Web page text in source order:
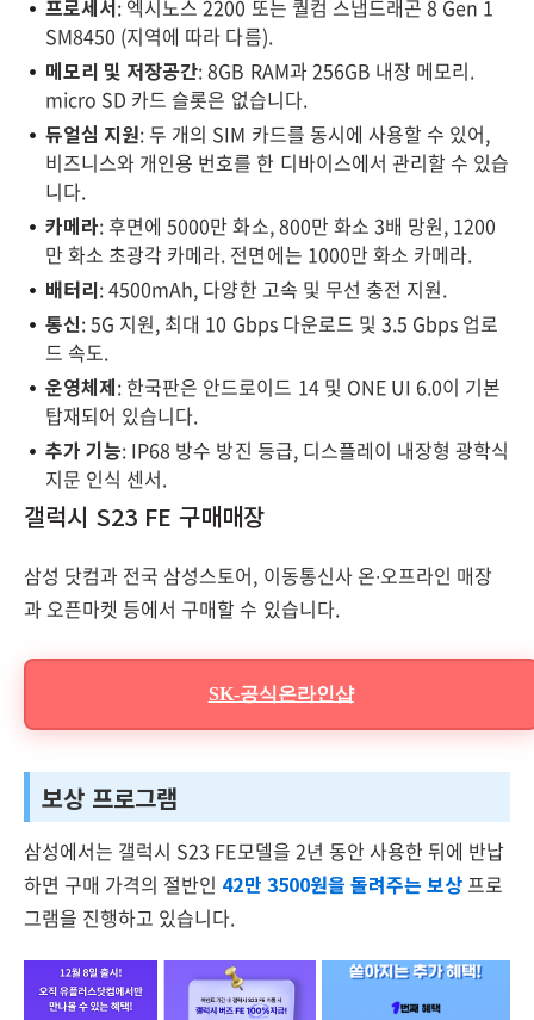
프로세서 : 엑시노스 2200 또는 퀄컴 스냅드래곤 8 Gen 1
SM8450 (지역에 따라 다름).
메모리 및 저장공간: 8GB RAM과 256GB 내장 메모리.
micro SD 카드 슬롯은 없습니다.
듀얼심 지원: 두 개의 SIM 카드를 동시에 사용할 수 있어,
비즈니스와 개인용 번호를 한 디바이스에서 관리할 수 있습
니다.
카메라: 후면에 5000만 화소, 800만 화소 3배 망원, 1200
만 화소 초광각 카메라. 전면에는 1000만 화소 카메라.
배터리: 4500mAh, 다양한 고속 및 무선 충전 지원.
통신: 5G 지원, 최대 10 Gbps 다운로드 및 3.5 Gbps 업로
드 속도.
운영체제: 한국판은 안드로이드 14 및 ONE UI 6.0이 기본
탑재되어 있습니다.
추가 기능: IP68 방수 방진 등급, 디스플레이 내장형 광학식
지문 인식 센서.
갤럭시 S23 FE 구매매장
삼성 닷컴과 전국 삼성스토어, 이동통신사 온∙오프라인 매장
과 오픈마켓 등에서 구매할 수 있습니다.
SK-공식온라인샵
보상 프로그램
삼성에서는 갤럭시 S23 FE모델을 2년 동안 사용한 뒤에 반납
하면 구매 가격의 절반인 42만 3500원을 돌려주는 보상프로
그램을 진행하고 있습니다.